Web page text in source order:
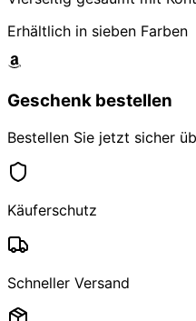
Erhältlich in sieben Farben
Geschenk bestellen
Bestellen Sie jetzt sicher
Käuferschutz
Schneller Versand